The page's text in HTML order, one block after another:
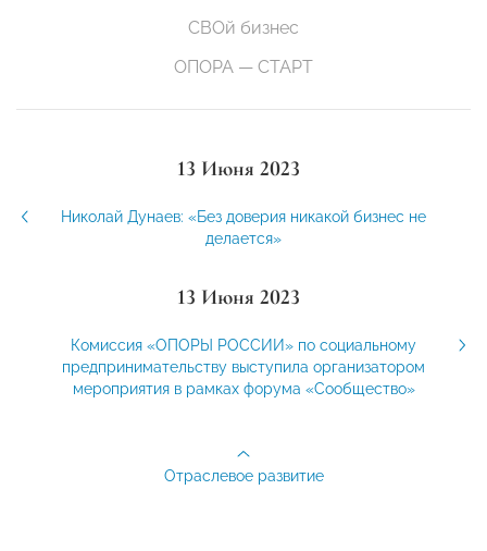
СВОй бизнес
ОПОРА — СТАРТ
13 Июня 2023
Николай Дунаев: «Без доверия никакой бизнес не
делается»
13 Июня 2023
Комиссия «ОПОРЫ РОССИИ» по социальному
предпринимательству выступила организатором
мероприятия в рамках форума «Сообщество»
Отраслевое развитие